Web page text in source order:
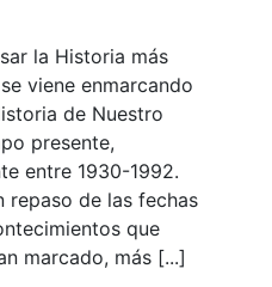
la Historia más
viene enmarcando
de Nuestro
presente,
entre 1930-1992.
repaso de las fechas
que
marcado, más [...]